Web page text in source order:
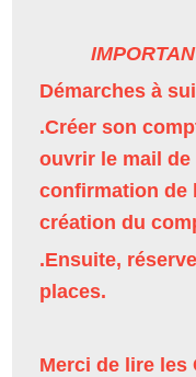
Démarches à
.Créer son
ouvrir le mail de
confirmation de
création du
.Ensuite,
places.
Merci de lire les